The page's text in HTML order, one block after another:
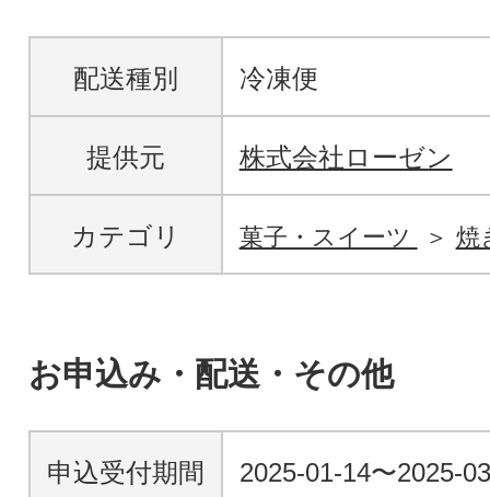
配送種別 冷凍便
提供元 株式会社ローゼン
カテゴリ 菓子・スイーツ 焼
お申込み・配送・その他
申込受付期間 2025-01-14〜2025-